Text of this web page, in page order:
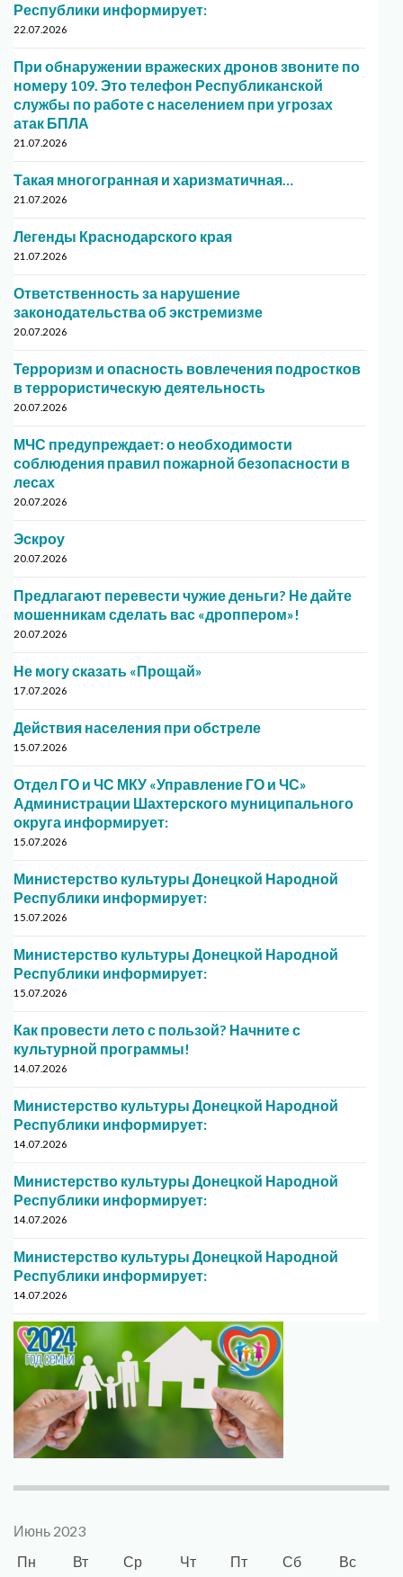
Республики информирует:
22.07.2026
При обнаружении вражеских дронов звоните по
номеру 109. Это телефон Республиканской
службы по работе с населением при угрозах
атак БПЛА
21.07.2026
Такая многогранная и харизматичная…
21.07.2026
Легенды Краснодарского края
21.07.2026
Ответственность за нарушение
законодательства об экстремизме
20.07.2026
Терроризм и опасность вовлечения подростков
в террористическую деятельность
20.07.2026
МЧС предупреждает: о необходимости
соблюдения правил пожарной безопасности в
лесах
20.07.2026
Эскроу
20.07.2026
Предлагают перевести чужие деньги? Не дайте
мошенникам сделать вас «дроппером»!
20.07.2026
Не могу сказать «Прощай»
17.07.2026
Действия населения при обстреле
15.07.2026
Отдел ГО и ЧС МКУ «Управление ГО и ЧС»
Администрации Шахтерского муниципального
округа информирует:
15.07.2026
Министерство культуры Донецкой Народной
Республики информирует:
15.07.2026
Министерство культуры Донецкой Народной
Республики информирует:
15.07.2026
Как провести лето с пользой? Начните с
культурной программы!
14.07.2026
Министерство культуры Донецкой Народной
Республики информирует:
14.07.2026
Министерство культуры Донецкой Народной
Республики информирует:
14.07.2026
Министерство культуры Донецкой Народной
Республики информирует:
14.07.2026
Июнь 2023
Пн
Вт Ср Чт Пт Сб Вс